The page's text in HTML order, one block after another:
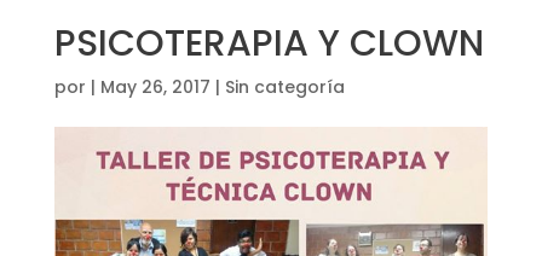
PSICOTERAPIA Y CLOWN
por | May 26, 2017 | Sin categoría